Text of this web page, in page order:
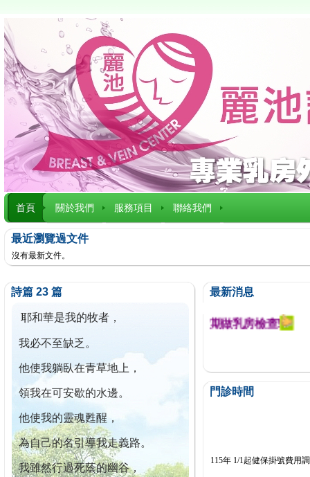
首頁 關於我們 服務項目 聯絡我們
最近瀏覽過文件
沒有最新文件。
詩篇 23 篇
耶和華是我的牧者，
我必不至缺乏。
他使我躺臥在青草地上，
領我在可安歇的水邊。
他使我的靈魂甦醒，
為自己的名引導我走義路。
我雖然行過死蔭的幽谷，
最新消息
今已篩檢出1700位乳癌患者,提醒您定期做乳房檢查!
門診時間
115年 1/1起健保掛號費用